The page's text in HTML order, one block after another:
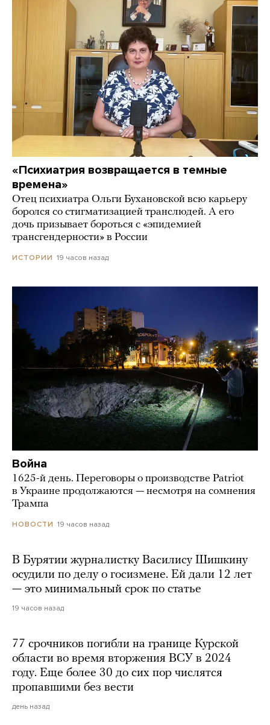
«Психиатрия возвращается в темные
времена»
Отец психиатра Ольги Бухановской всю карьеру
боролся со стигматизацией транслюдей. А его
дочь призывает бороться с «эпидемией
трансгендерности» в России
ИСТОРИИ 19 часов назад
Война
1625-й день. Переговоры о производстве Patriot
в Украине продолжаются — несмотря на сомнения
Трампа
НОВОСТИ 19 часов назад
В Бурятии журналистку Василису Шишкину
осудили по делу о госизмене. Ей дали 12 лет
— это минимальный срок по статье
19 часов назад
77 срочников погибли на границе Курской
области во время вторжения ВСУ в 2024
году. Еще более 30 до сих пор числятся
пропавшими без вести
день назад